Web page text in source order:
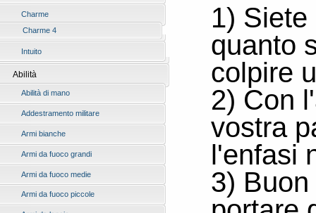
Charme
Charme 4
Intuito
Abilità
Abilità di mano
Addestramento militare
Armi bianche
Armi da fuoco grandi
Armi da fuoco medie
Armi da fuoco piccole
1)
quanto
colpire
2) Con
vostra
l'enfasi
3)